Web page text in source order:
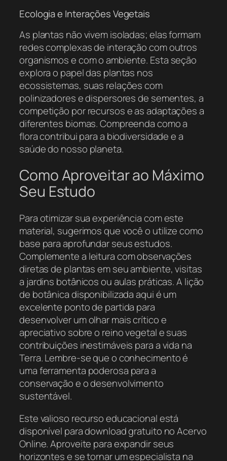
Ecologia e Interações Vegetais
As plantas não vivem isoladas; elas formam
redes complexas de interação com outros
organismos e com o ambiente. Esta seção
explora o papel das plantas nos
ecossistemas, suas relações com
polinizadores e dispersores de sementes, a
competição por recursos e as adaptações a
diferentes biomas. Compreenda como a
flora contribui para a biodiversidade e a
saúde do nosso planeta.
Como Aproveitar ao Máximo
Seu Estudo
Para otimizar sua experiência com este
material, sugerimos que você o utilize como
base para aprofundar seus estudos.
Complemente a leitura com observações
diretas de plantas em seu ambiente, visitas
a jardins botânicos ou aulas práticas. A lição
de botânica disponibilizada aqui é um
excelente ponto de partida para
desenvolver um olhar mais crítico e
apreciativo sobre o reino vegetal e suas
contribuições inestimáveis para a vida na
Terra. Lembre-se que o conhecimento é
uma ferramenta poderosa para a
conservação e o desenvolvimento
sustentável.
Este valioso recurso educacional está
disponível para download gratuito no Acervo
Online. Aproveite para expandir seus
horizontes e se tornar um especialista na